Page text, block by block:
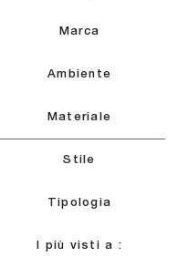
Marca
Ambiente
Materiale
Stile
Tipologia
I più visti a :